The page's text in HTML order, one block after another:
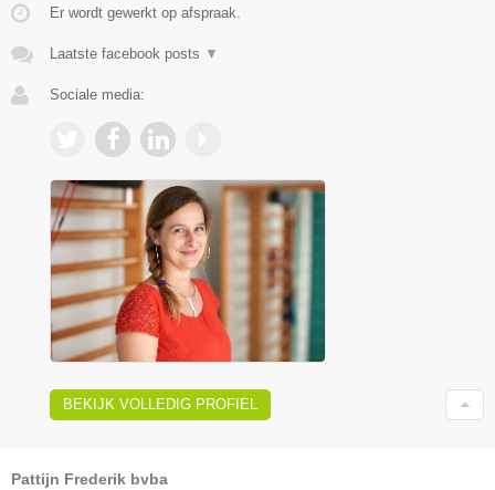
Er wordt gewerkt op afspraak.
Laatste facebook posts ▼
Sociale media:
BEKIJK VOLLEDIG PROFIEL
Pattijn Frederik bvba